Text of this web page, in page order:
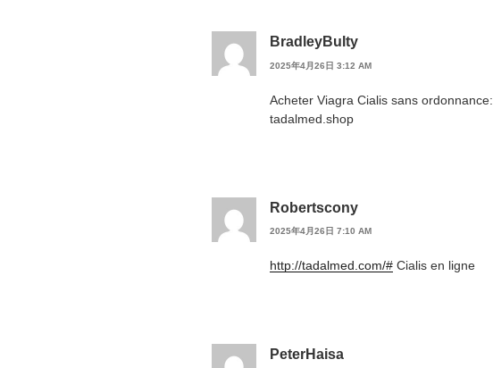
BradleyBulty
2025年4月26日 3:12 AM
Acheter Viagra Cialis sans ordonnance:
tadalmed.shop
Robertscony
2025年4月26日 7:10 AM
http://tadalmed.com/# Cialis en ligne
PeterHaisa